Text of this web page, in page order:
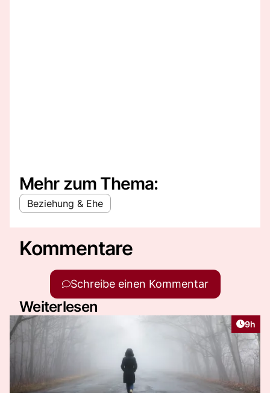
Mehr zum Thema:
Beziehung & Ehe
Kommentare
Schreibe einen Kommentar
Weiterlesen
9h